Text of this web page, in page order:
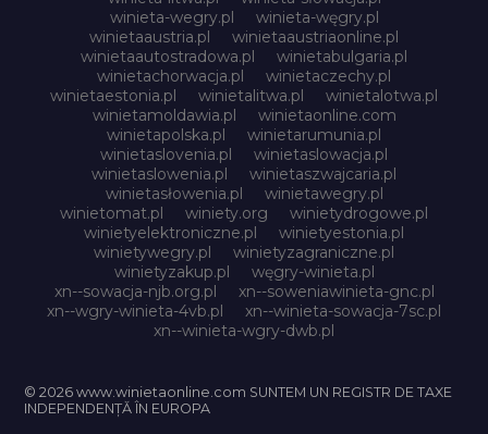
winieta-wegry.pl
winieta-węgry.pl
winietaaustria.pl
winietaaustriaonline.pl
winietaautostradowa.pl
winietabulgaria.pl
winietachorwacja.pl
winietaczechy.pl
winietaestonia.pl
winietalitwa.pl
winietalotwa.pl
winietamoldawia.pl
winietaonline.com
winietapolska.pl
winietarumunia.pl
winietaslovenia.pl
winietaslowacja.pl
winietaslowenia.pl
winietaszwajcaria.pl
winietasłowenia.pl
winietawegry.pl
winietomat.pl
winiety.org
winietydrogowe.pl
winietyelektroniczne.pl
winietyestonia.pl
winietywegry.pl
winietyzagraniczne.pl
winietyzakup.pl
węgry-winieta.pl
xn--sowacja-njb.org.pl
xn--soweniawinieta-gnc.pl
xn--wgry-winieta-4vb.pl
xn--winieta-sowacja-7sc.pl
xn--winieta-wgry-dwb.pl
© 2026 www.winietaonline.com SUNTEM UN REGISTR DE TAXE
INDEPENDENȚĂ ÎN EUROPA